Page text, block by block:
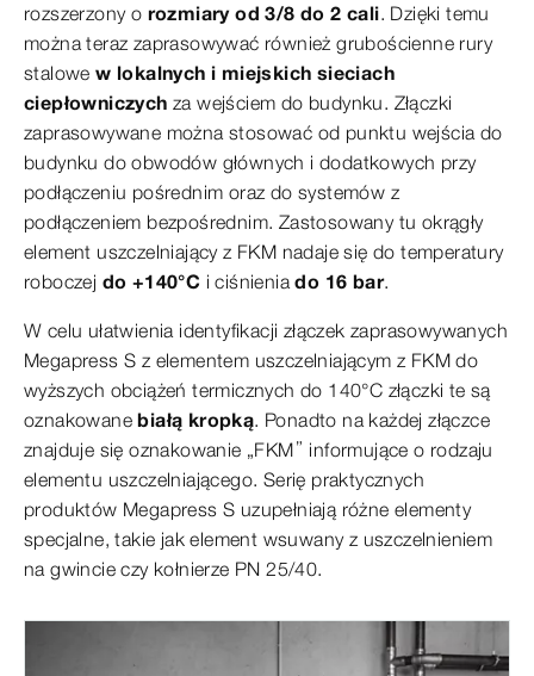
rozszerzony o rozmiary od 3/8 do 2 cali. Dzięki temu
można teraz zaprasowywać również grubościenne rury
stalowew lokalnych i miejskich sieciach
ciepłowniczychza wejściem do budynku. Złączki
zaprasowywane można stosować od punktu wejścia do
budynku do obwodów głównych i dodatkowych przy
podłączeniu pośrednim oraz do systemów z
podłączeniem bezpośrednim. Zastosowany tu okrągły
element uszczelniający z FKM nadaje się do temperatury
roboczej do +140°C i ciśnieniado 16 bar.
W celu ułatwienia identyfikacji złączek zaprasowywanych
Megapress S z elementem uszczelniającym z FKM do
wyższych obciążeń termicznych do 140°C złączki te są
oznakowane białą kropką. Ponadto na każdej złączce
znajduje się oznakowanie „FKM” informujące o rodzaju
elementu uszczelniającego. Serię praktycznych
produktów Megapress S uzupełniają różne elementy
specjalne, takie jak element wsuwany z uszczelnieniem
na gwincie czy kołnierze PN 25/40.